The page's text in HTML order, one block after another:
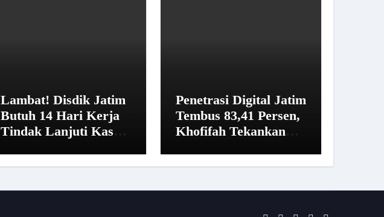
Lambat! Disdik Jatim
Butuh 14 Hari Kerja
Tindak Lanjuti Kasus
Penetrasi Digital Jatim
Tembus 83,41 Persen,
Khofifah Tekankan
Informasi